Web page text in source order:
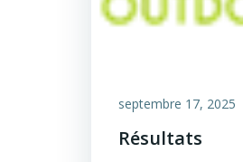
septembre 17, 2025
Résultats